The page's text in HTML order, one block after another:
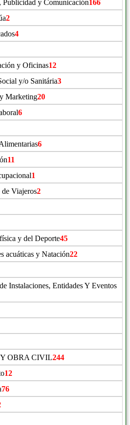
Publicidad y Comunicación166
2
4
y Oficinas12
y/o Sanitária3
Marketing20
6
6
11
1
de Viajeros2
y del Deporte45
acuáticas y Natación22
Instalaciones, Entidades Y Eventos
OBRA CIVIL244
12
76